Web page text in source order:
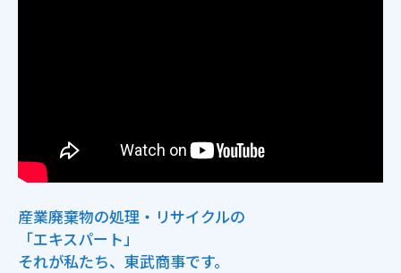
産業廃棄物の処理・リサイクルの
「エキスパート」
それが私たち、東武商事です。